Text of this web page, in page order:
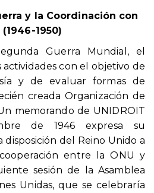
y la Coordinación con
1950)
Guerra Mundial, el
con el objetivo de
y de evaluar formas de
creada Organización de
memorando de UNIDROIT
de 1946 expresa su
del Reino Unido a
entre la ONU y
sesión de la Asamblea
Unidas, que se celebraría